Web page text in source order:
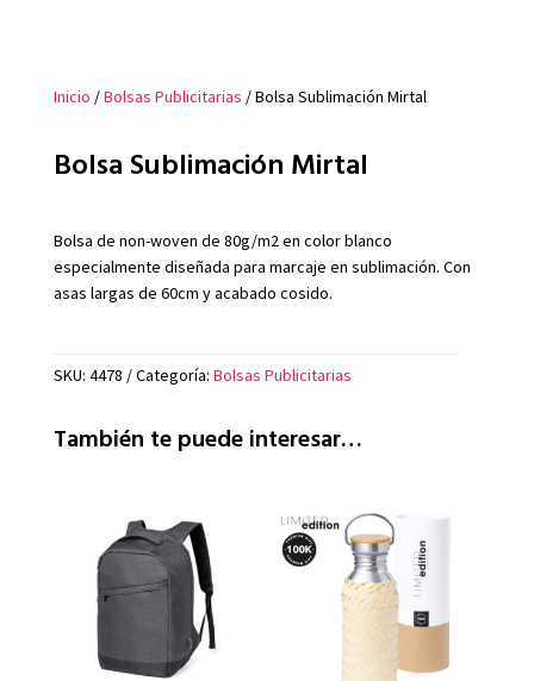
Inicio /Bolsas Publicitarias / Bolsa Sublimación Mirtal
Bolsa Sublimación Mirtal
Bolsa de non-woven de 80g/m2 en color blanco
especialmente diseñada para marcaje en sublimación. Con
asas largas de 60cm y acabado cosido.
SKU: 4478 Categoría: Bolsas Publicitarias
También te puede interesar…